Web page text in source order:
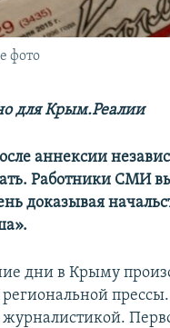
фото
для Крым.Реалии
аннексии
Работники СМИ
доказывая
дни в Крыму